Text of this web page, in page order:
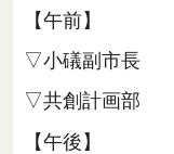
【午前】
▽小礒副市長
▽共創計画部
【午後】